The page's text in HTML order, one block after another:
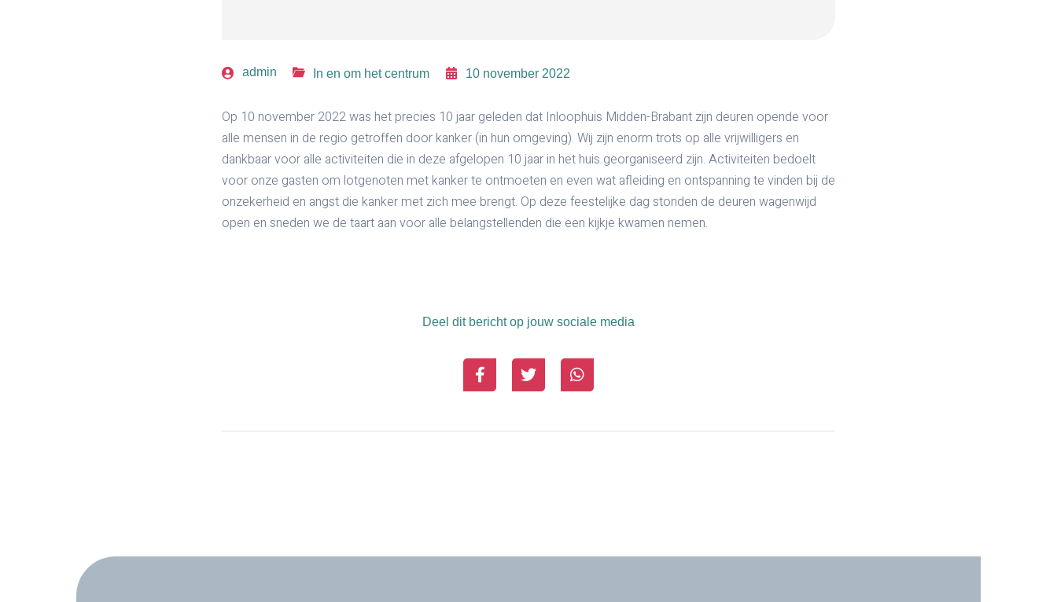
admin In en om het centrum 10 november 2022
Op 10 november 2022 was het precies 10 jaar geleden dat Inloophuis Midden-Brabant zijn deuren opende voor
alle mensen in de regio getroffen door kanker (in hun omgeving). Wij zijn enorm trots op alle vrijwilligers en
dankbaar voor alle activiteiten die in deze afgelopen 10 jaar in het huis georganiseerd zijn. Activiteiten bedoelt
voor onze gasten om lotgenoten met kanker te ontmoeten en even wat afleiding en ontspanning te vinden bij de
onzekerheid en angst die kanker met zich mee brengt. Op deze feestelijke dag stonden de deuren wagenwijd
open en sneden we de taart aan voor alle belangstellenden die een kijkje kwamen nemen.
Deel dit bericht op jouw sociale media